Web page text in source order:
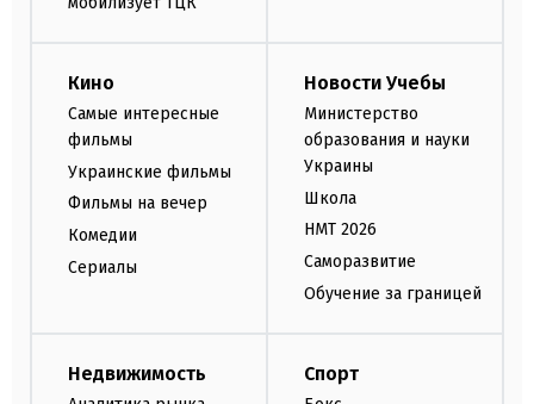
Кино
Самые интересные
фильмы
Украинские фильмы
Фильмы на вечер
Комедии
Сериалы
Новости Учебы
Министерство
образования и науки
Украины
Школа
НМТ 2026
Саморазвитие
Обучение за границей
Недвижимость Спорт